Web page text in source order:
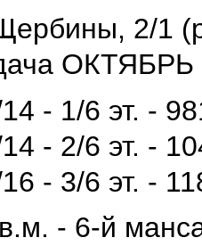
2/1
ОКТЯБРЬ
- 1/6 эт. -
- 2/6 эт. -
- 3/6 эт. -
- 6-й